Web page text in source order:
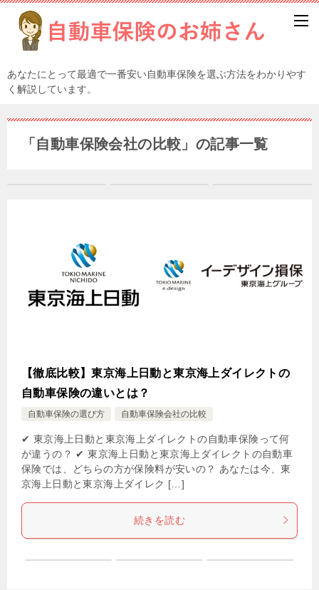
あなたにとって最適で一番安い自動車保険を選ぶ方法をわかりやす
く解説しています。
「自動車保険会社の比較」の記事一覧
【徹底比較】東京海上日動と東京海上ダイレクトの
自動車保険の違いとは？
自動車保険の選び方 自動車保険会社の比較
✔ 東京海上日動と東京海上ダイレクトの自動車保険って何
が違うの？ ✔ 東京海上日動と東京海上ダイレクトの自動車
保険では、どちらの方が保険料が安いの？ あなたは今、東
京海上日動と東京海上ダイレク […]
続きを読む